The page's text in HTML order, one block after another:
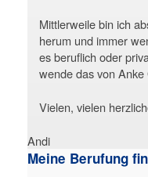
Mittlerweile bin ich
herum und immer
es beruflich oder
wende das von
Vielen, vielen
Andi
Meine Berufung